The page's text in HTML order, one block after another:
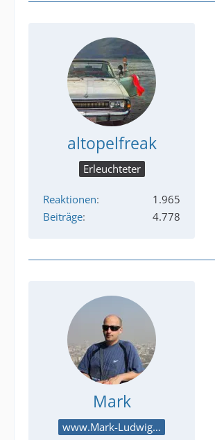
altopelfreak
Erleuchteter
Reaktionen
1.965
Beiträge
4.778
Mark
www.Mark-Ludwig.com